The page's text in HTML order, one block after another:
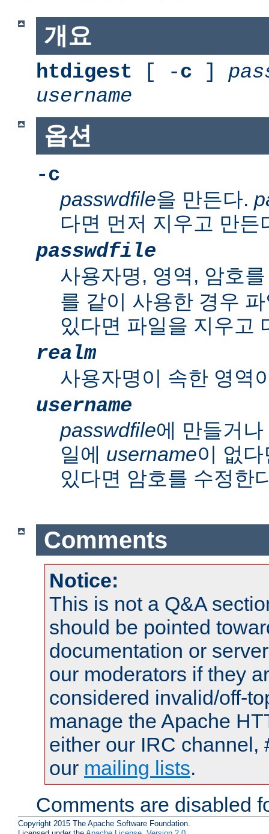
개요
htdigest [ -c ]
username
옵션
-c
passwdfile을 만든다.
다면 먼저 지우고 만든
passwdfile
사용자명, 영역, 암호
를 같이 사용한 경우
있다면 파일을 지우고
realm
사용자명이 속한 영역
username
passwdfile에 만들거
일에 username이 없
있다면 암호를 수정한
Comments
Notice:
This is not a Q&A
should be pointed
documentation or
our moderators if they
considered invalid/off-
manage the Apache
either our IRC channel,
our mailing lists.
Comments are disabled
Copyright 2015 The Apache Software Foundation.